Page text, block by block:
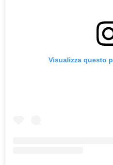
Visualizza questo